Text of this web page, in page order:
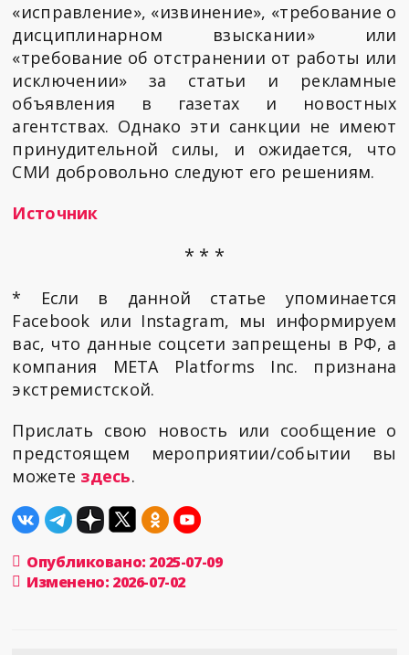
«исправление», «извинение», «требование о
дисциплинарном взыскании» или
«требование об отстранении от работы или
исключении» за статьи и рекламные
объявления в газетах и новостных
агентствах. Однако эти санкции не имеют
принудительной силы, и ожидается, что
СМИ добровольно следуют его решениям.
Источник
* * *
* Если в данной статье упоминается
Facebook или Instagram, мы информируем
вас, что данные соцсети запрещены в РФ, а
компания META Platforms Inc. признана
экстремистской.
Прислать свою новость или сообщение о
предстоящем мероприятии/событии вы
можете здесь.
Опубликовано: 2025-07-09
Изменено: 2026-07-02